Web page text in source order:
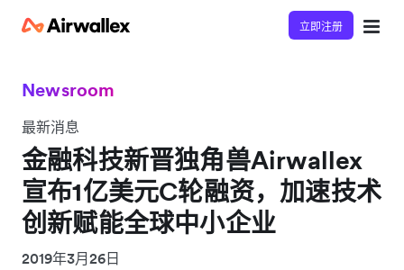
立即注册
Newsroom
最新消息
金融科技新晋独角兽Airwallex
宣布1亿美元C轮融资，加速技术
创新赋能全球中小企业
2019年3月26日